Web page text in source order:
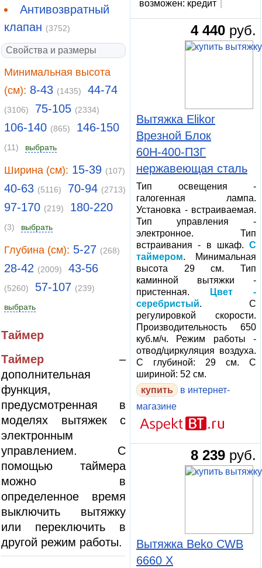
Антивозвратный
клапан (3752)
Свойства и размеры
Минимальная высота
(см): 8-43 (1435) 44-74
(3106) 75-105 (2334)
106-140 (865) 146-150
(11) выбрать
Ширина (см): 15-39 (107)
40-63 (5116) 70-94 (2713)
97-170 (219) 180-220
(3) выбрать
Глубина (см): 5-27 (268)
28-42 (2009) 43-56
(5260) 57-107 (239)
выбрать
Таймер
Таймер –
дополнительная
функция,
предусмотренная в
моделях вытяжек с
электронным
управлением. С
помощью таймера
можно в
определенное время
выключить вытяжку
или переключить в
другой режим работы.
возможен: кредит
4 440 руб.
Вытяжка Elikor
Врезной Блок
60Н-400-П3Г
нержавеющая сталь
Тип освещения -
галогенная лампа.
Установка - встраиваемая.
Тип управления -
электронное. Тип
встраивания - в шкаф. С
таймером. Минимальная
высота 29 см. Тип
каминной вытяжки -
пристенная.
Цвет -
серебристый. С
регулировкой скорости.
Производительность 650
куб.м/ч. Режим работы -
отвод/циркуляция воздуха.
С глубиной: 29 см. С
шириной: 52 см.
в интернет-
магазине
8 239 руб.
Вытяжка Beko CWB
6660 X